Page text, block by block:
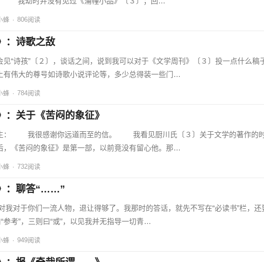
蜂 · 806阅读
：诗歌之敌
诗孩”〔２〕，谈话之间，说到我可以对于《文学周刊》〔３〕投一点什么稿
有伟大的尊号如诗歌小说评论等，多少总得装一些门…
蜂 · 784阅读
：关于《苦闷的象征》
我很感谢你远道而至的信。 我看见厨川氏〔３〕关于文学的著作的时
，《苦闷的象征》是第一部，以前竟没有留心他。那…
蜂 · 732阅读
：聊答“……”
你们一流人物，退让得够了。我那时的答话，就先不写在“必读书”栏，还
参考”，三则曰“或”，以见我并无指导一切青…
蜂 · 949阅读